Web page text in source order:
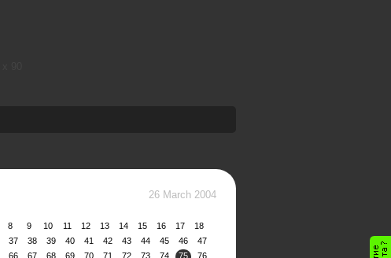
26 March 2004
8 9 10 11 12 13 14 15 16 17
18
37 38 39 40 41 42 43 44 45 46
47
66 67 68 69 70 71 72 73 74 75
76